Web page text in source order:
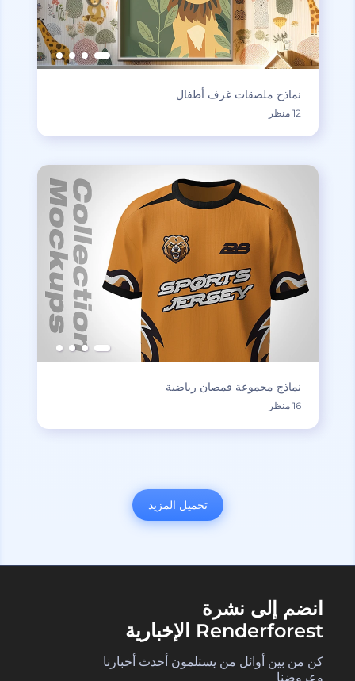
نماذج ملصقات غرف أطفال
12 منظر
نماذج مجموعة قمصان رياضية
16 منظر
تحميل المزيد
انضم إلى نشرة
Renderforest الإخبارية
كن من بين أوائل من يستلمون أحدث أخبارنا
وعروضنا